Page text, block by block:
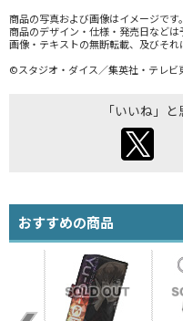
商品の写真および画像はイメージです
商品のデザイン・仕様・発売日などは
画像・テキストの無断転載、及びそれ
©スタジオ・ダイス／集英社・テレビ
「いいね」
おすすめの商品